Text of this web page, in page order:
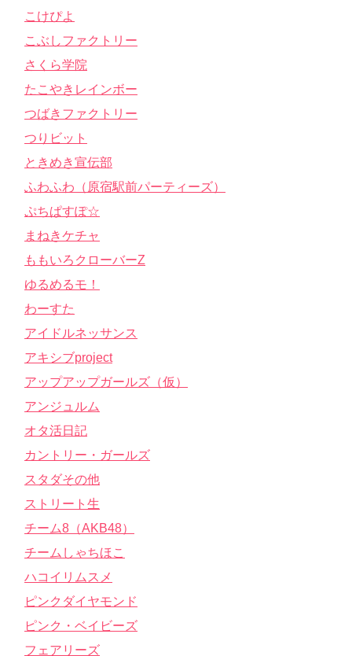
こけぴよ
こぶしファクトリー
さくら学院
たこやきレインボー
つばきファクトリー
つりビット
ときめき宣伝部
ふわふわ（原宿駅前パーティーズ）
ぷちぱすぽ☆
まねきケチャ
ももいろクローバーZ
ゆるめるモ！
わーすた
アイドルネッサンス
アキシブproject
アップアップガールズ（仮）
アンジュルム
オタ活日記
カントリー・ガールズ
スタダその他
ストリート生
チーム8（AKB48）
チームしゃちほこ
ハコイリムスメ
ピンクダイヤモンド
ピンク・ベイビーズ
フェアリーズ